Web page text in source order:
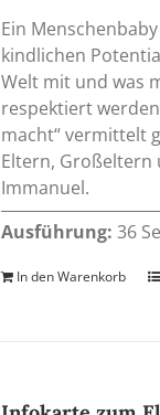
Ein
kindlichen
Welt mit und was
respektiert
macht“ vermittelt
Eltern, Großeltern
Immanuel.
Ausführung: 36
In den Warenkorb